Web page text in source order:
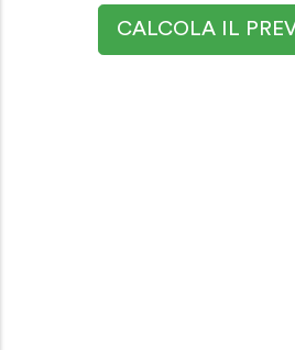
CALCOLA IL